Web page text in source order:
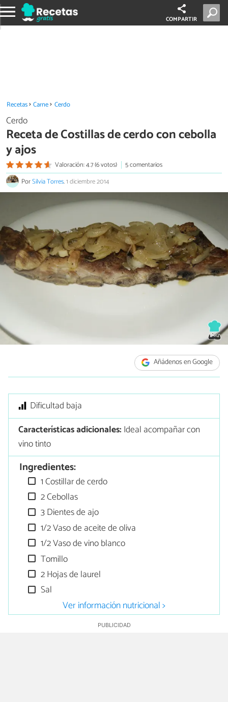
COMPARTIR
Recetas Carne Cerdo
Cerdo
Receta de Costillas de cerdo con cebolla
y ajos
Valoración: 4.7 (6 votos)
5 comentarios
PorSilvia Torres.1 diciembre 2014
Añádenos en Google
Dificultad baja
Características adicionales: Ideal acompañar con
vino tinto
Ingredientes:
1 Costillar de cerdo
2 Cebollas
3 Dientes de ajo
1/2 Vaso de aceite de oliva
1/2 Vaso de vino blanco
Tomillo
2 Hojas de laurel
Sal
Ver información nutricional >